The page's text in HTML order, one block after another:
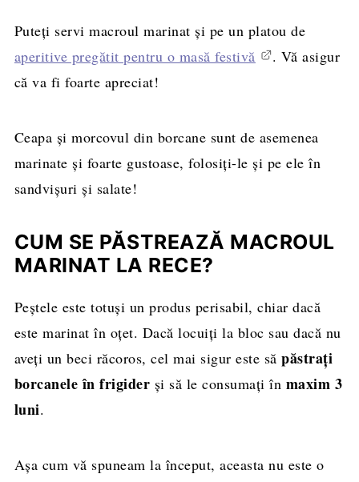
Puteți servi macroul marinat și pe un platou de
aperitive pregătit pentru o masă festivă
. Vă asigur
că va fi foarte apreciat!
Ceapa și morcovul din borcane sunt de asemenea
marinate și foarte gustoase, folosiți-le și pe ele în
sandvișuri și salate!
CUM SE PĂSTREAZĂ MACROUL
MARINAT LA RECE?
Peștele este totuși un produs perisabil, chiar dacă
este marinat în oțet. Dacă locuiți la bloc sau dacă nu
aveți un beci răcoros, cel mai sigur este săpăstrați
borcanele în frigider și să le consumați în maxim 3
luni.
Așa cum vă spuneam la început, aceasta nu este o